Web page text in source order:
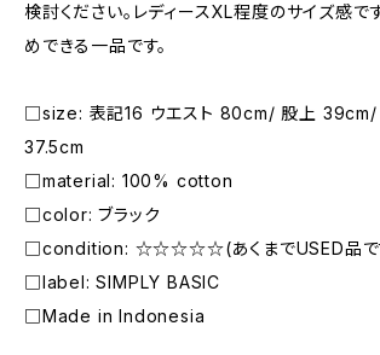
検討ください。レディースXL程度のサイズ感で
めできる一品です。
□size: 表記16 ウエスト 80cm/ 股上
37.5cm
□material: 100% cotton
□color: ブラック
□condition: ☆☆☆☆☆(あくまでUSED品で
□label: SIMPLY BASIC
□Made in Indonesia